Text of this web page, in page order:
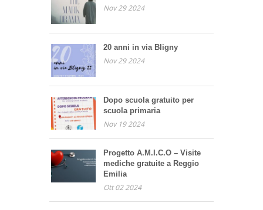
Nov 29 2024
20 anni in via Bligny
Nov 29 2024
Dopo scuola gratuito per
scuola primaria
Nov 19 2024
Progetto A.M.I.C.O – Visite
mediche gratuite a Reggio
Emilia
Ott 02 2024